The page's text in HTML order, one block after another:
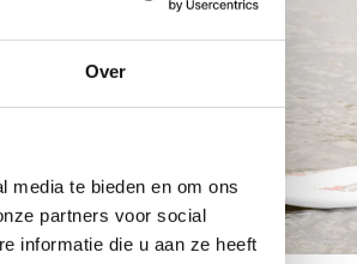
Over
media te bieden en om ons
partners voor social
informatie die u aan ze heeft